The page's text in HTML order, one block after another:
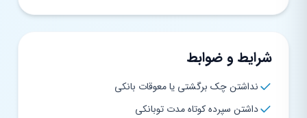
شرایط و ضوابط
نداشتن چک برگشتی یا معوقات بانکی
داشتن سپرده کوتاه مدت توبانکی